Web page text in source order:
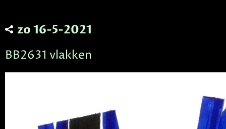
zo 16-5-2021
BB2631 vlakken